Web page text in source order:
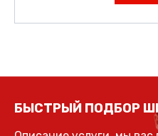
БЫСТРЫЙ ПОДБОР